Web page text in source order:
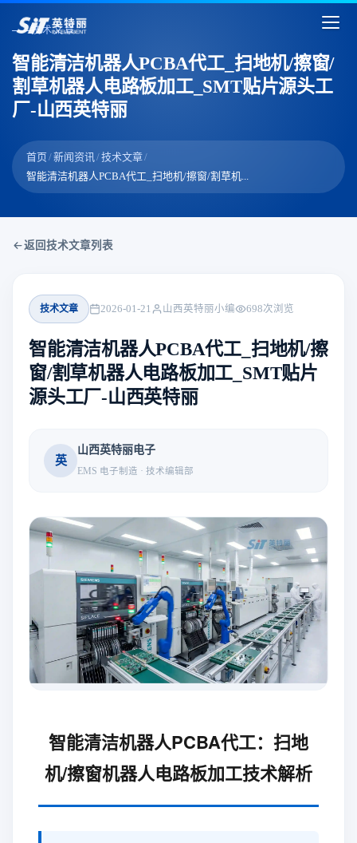
技术文章
智能清洁机器人PCBA代工_扫地机/擦窗/
割草机器人电路板加工_SMT贴片源头工
厂-山西英特丽
首页/新闻资讯 /技术文章/
智能清洁机器人PCBA代工_扫地机/擦窗/割草机...
返回技术文章列表
技术文章 2026-01-21 山西英特丽小编 698次浏览
智能清洁机器人PCBA代工_扫地机/擦
窗/割草机器人电路板加工_SMT贴片
源头工厂-山西英特丽
英
山西英特丽电子
EMS 电子制造 · 技术编辑部
智能清洁机器人PCBA代工：扫地
机/擦窗机器人电路板加工技术解析